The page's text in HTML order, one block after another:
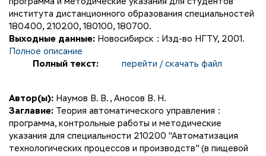
института дистанционного образования специальностей
180400, 210200, 180100, 180700.
Выходные данные: Новосибирск : Изд-во НГТУ, 2001.
Полное описание
Полный текст:
перейти / скачать файл
Автор(ы): Наумов В. В. , Аносов В. Н.
Заглавие: Теория автоматического управления :
программа, контрольные работы и методические
указания для специальности 210200 "Автоматизация
технологических процессов и производств" (в пищевой